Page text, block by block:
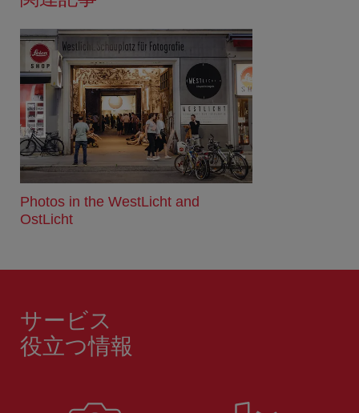
Photos in the WestLicht and
OstLicht
サービス
役立つ情報